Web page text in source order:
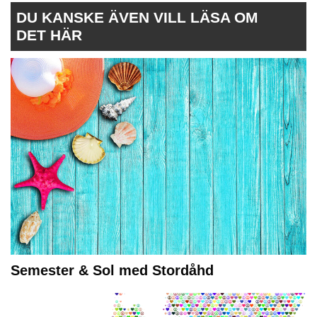
DU KANSKE ÄVEN VILL LÄSA OM
DET HÄR
Semester & Sol med Stordåhd